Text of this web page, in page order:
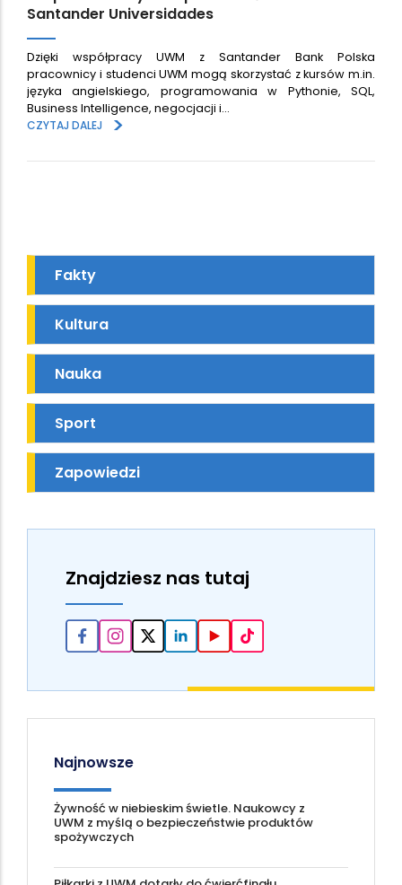
Santander Universidades
Dzięki współpracy UWM z Santander Bank Polska
pracownicy i studenci UWM mogą skorzystać z kursów m.in.
języka angielskiego, programowania w Pythonie, SQL,
Business Intelligence, negocjacji i…
CZYTAJ DALEJ
>
Fakty
Kultura
Nauka
Sport
Zapowiedzi
Znajdziesz nas tutaj
Najnowsze
Żywność w niebieskim świetle. Naukowcy z
UWM z myślą o bezpieczeństwie produktów
spożywczych